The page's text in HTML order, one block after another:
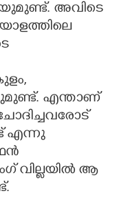
അവിടെ
എന്താണ്
എന്നു
വില്ലയിൽ ആ